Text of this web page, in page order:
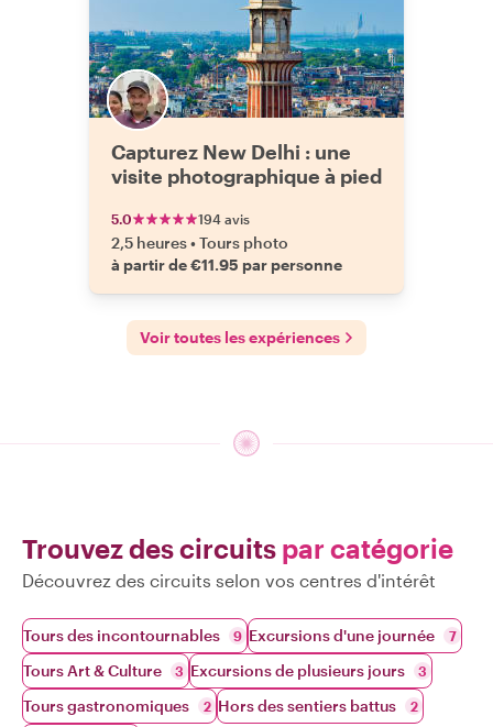
Capturez New Delhi : une
visite photographique à pied
5.0 194 avis
2,5 heures•Tours photo
à partir de €11.95 par personne
Voir toutes les expériences
Trouvez des circuits par catégorie
Découvrez des circuits selon vos centres d'intérêt
Tours des incontournables 9 Excursions d'une journée 7
Tours Art & Culture 3 Excursions de plusieurs jours 3
Tours gastronomiques 2 Hors des sentiers battus 2